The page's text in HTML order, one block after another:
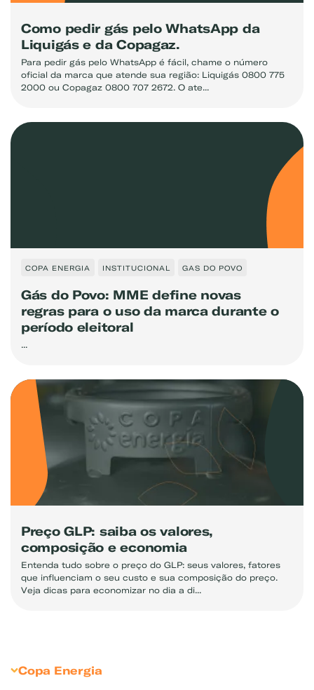
Como pedir gás pelo WhatsApp da
Liquigás e da Copagaz.
Para pedir gás pelo WhatsApp é fácil, chame o número
oficial da marca que atende sua região: Liquigás 0800 775
2000 ou Copagaz 0800 707 2672. O ate...
COPA ENERGIA INSTITUCIONAL GAS DO POVO
Gás do Povo: MME define novas
regras para o uso da marca durante o
período eleitoral
...
Preço GLP: saiba os valores,
composição e economia
Entenda tudo sobre o preço do GLP: seus valores, fatores
que influenciam o seu custo e sua composição do preço.
Veja dicas para economizar no dia a di...
Copa Energia